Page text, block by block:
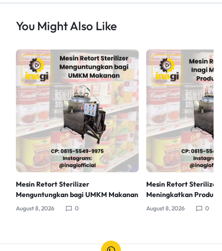
You Might Also Like
Mesin Retort Sterilizer
Menguntungkan bagi UMKM Makanan
August 8, 2026 0
Mesin Retort Sterilizer
Meningkatkan
August 8, 2026 0